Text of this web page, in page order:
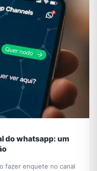
do whatsapp: um
fazer enquete no canal